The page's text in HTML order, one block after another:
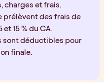
charges et frais.
prélèvent des frais de
15 % du CA.
sont déductibles pour
finale.